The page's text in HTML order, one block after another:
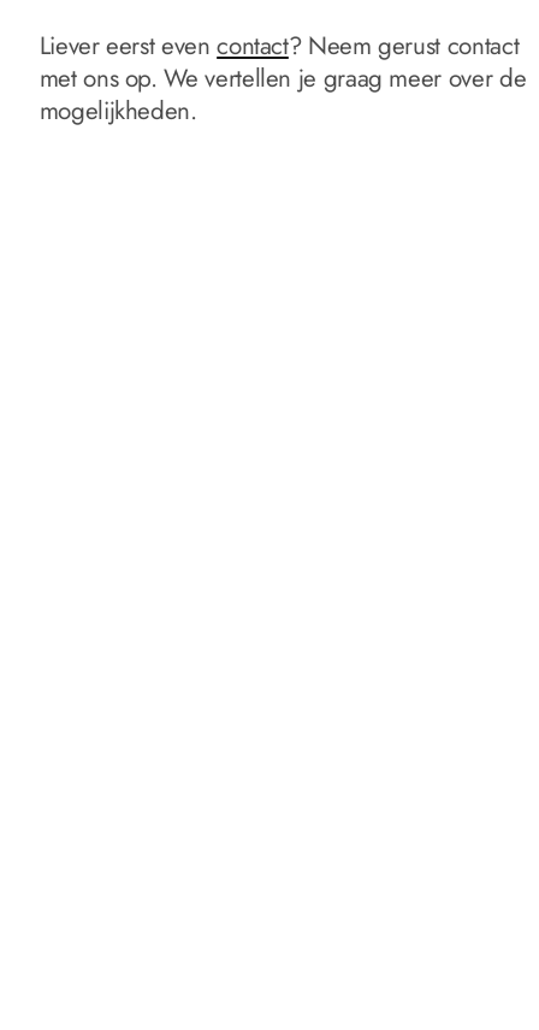
Liever eerst evencontact? Neem gerust contact
met ons op. We vertellen je graag meer over de
mogelijkheden.